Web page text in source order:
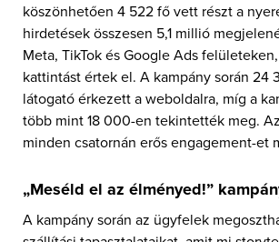
köszönhetően 4 522 fő vett részt a
hirdetések összesen 5,1 millió
Meta, TikTok és Google Ads
kattintást értek el. A kampány során 24
látogató érkezett a weboldalra, míg a
több mint 18 000-en tekintették meg.
minden csatornán erős engagement-et
„Meséld el az élményed!”
A kampány során az ügyfelek